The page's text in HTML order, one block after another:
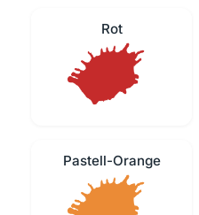
Rot
Pastell-Orange